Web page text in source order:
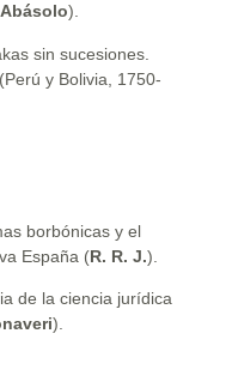
).
sin sucesiones.
y Bolivia, 1750-
borbónicas y el
España (R. R. J.).
de la ciencia jurídica
).